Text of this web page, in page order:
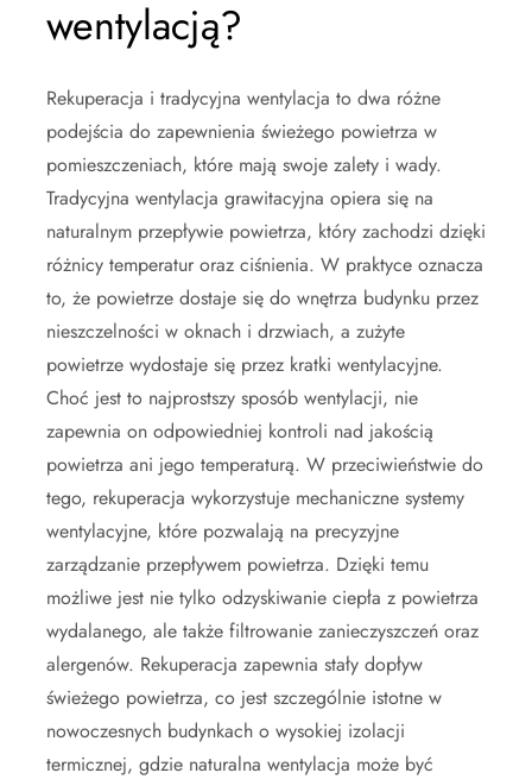
wentylacją?
Rekuperacja i tradycyjna wentylacja to dwa różne
podejścia do zapewnienia świeżego powietrza w
pomieszczeniach, które mają swoje zalety i wady.
Tradycyjna wentylacja grawitacyjna opiera się na
naturalnym przepływie powietrza, który zachodzi dzięki
różnicy temperatur oraz ciśnienia. W praktyce oznacza
to, że powietrze dostaje się do wnętrza budynku przez
nieszczelności w oknach i drzwiach, a zużyte
powietrze wydostaje się przez kratki wentylacyjne.
Choć jest to najprostszy sposób wentylacji, nie
zapewnia on odpowiedniej kontroli nad jakością
powietrza ani jego temperaturą. W przeciwieństwie do
tego, rekuperacja wykorzystuje mechaniczne systemy
wentylacyjne, które pozwalają na precyzyjne
zarządzanie przepływem powietrza. Dzięki temu
możliwe jest nie tylko odzyskiwanie ciepła z powietrza
wydalanego, ale także filtrowanie zanieczyszczeń oraz
alergenów. Rekuperacja zapewnia stały dopływ
świeżego powietrza, co jest szczególnie istotne w
nowoczesnych budynkach o wysokiej izolacji
termicznej, gdzie naturalna wentylacja może być